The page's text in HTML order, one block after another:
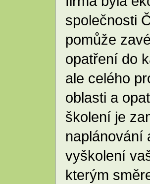
společnosti
pomůže
opatření do
ale celého
oblasti a
školení je
naplánování
vyškolení
kterým